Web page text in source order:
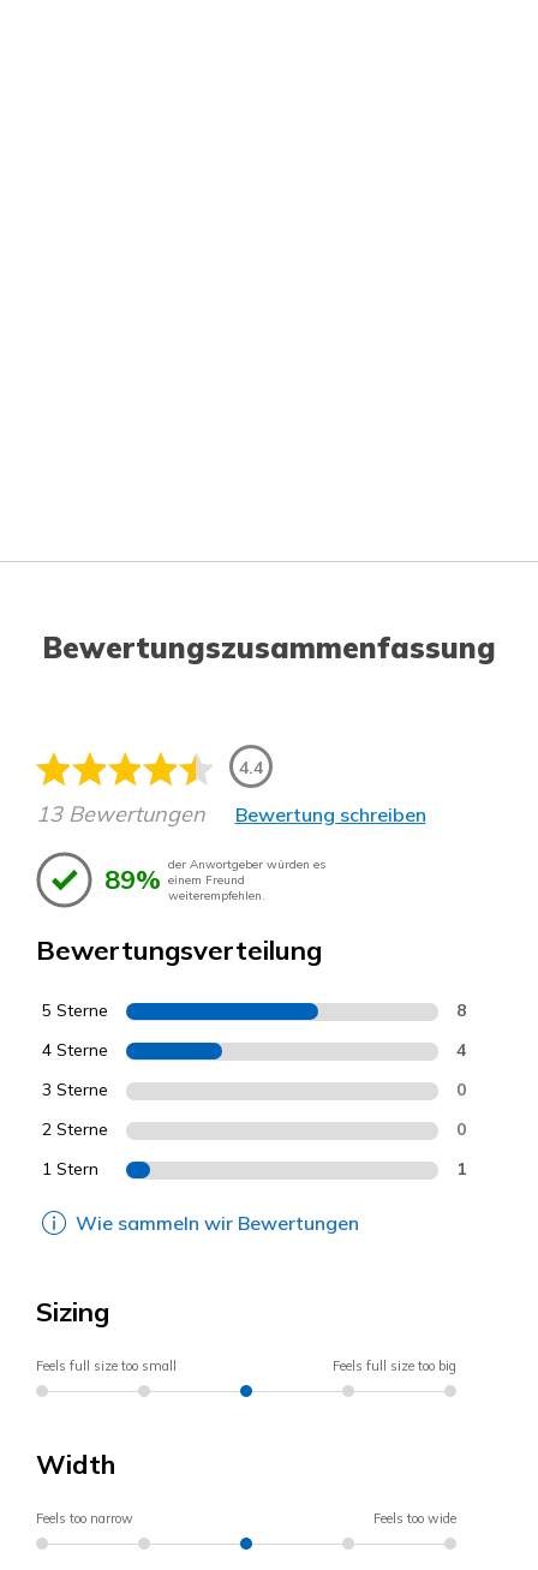
Bewertungszusammenfassung
4.4
13 Bewertungen Bewertung schreiben
89% der Anwortgeber würden es
einem Freund
weiterempfehlen.
Bewertungsverteilung
5 Sterne 8
4 Sterne 4
3 Sterne 0
2 Sterne 0
1 Stern 1
Wie sammeln wir Bewertungen
Sizing
Feels full size too small Feels full size too big
Width
Feels too narrow Feels too wide